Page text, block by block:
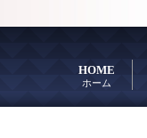
HOME
ホーム